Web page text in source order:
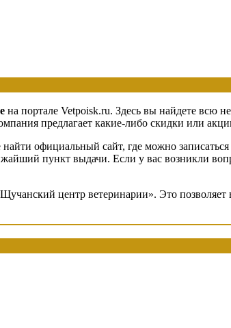
на портале Vetpoisk.ru. Здесь вы найдете всю
предлагает какие-либо скидки или
официальный сайт, где можно
пункт выдачи. Если у вас возникли
центр ветеринарии». Это